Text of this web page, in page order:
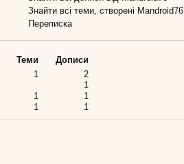
Знайти всі теми, створені Mandroid76
Переписка
Теми
Дописи
1
2
1
1
1
1 1